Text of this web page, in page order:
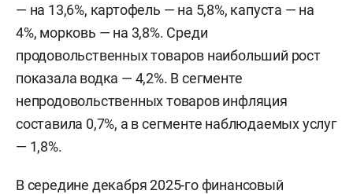
— на 13,6%, картофель — на 5,8%, капуста — на
4%, морковь — на 3,8%. Среди
продовольственных товаров наибольший рост
показала водка — 4,2%. В сегменте
непродовольственных товаров инфляция
составила 0,7%, а в сегменте наблюдаемых услуг
— 1,8%.
В середине декабря 2025-го финансовый